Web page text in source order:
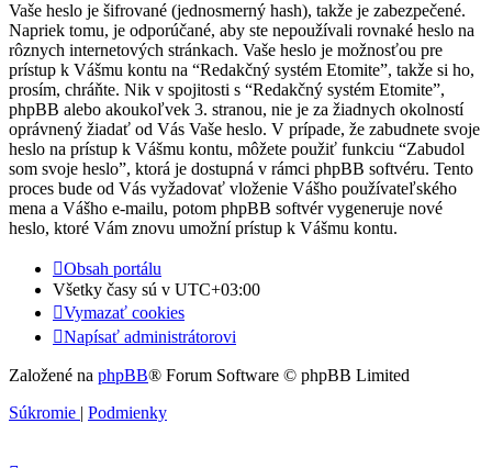
Vaše heslo je šifrované (jednosmerný hash), takže je zabezpečené.
Napriek tomu, je odporúčané, aby ste nepoužívali rovnaké heslo na
rôznych internetových stránkach. Vaše heslo je možnosťou pre
prístup k Vášmu kontu na “Redakčný systém Etomite”, takže si ho,
prosím, chráňte. Nik v spojitosti s “Redakčný systém Etomite”,
phpBB alebo akoukoľvek 3. stranou, nie je za žiadnych okolností
oprávnený žiadať od Vás Vaše heslo. V prípade, že zabudnete svoje
heslo na prístup k Vášmu kontu, môžete použiť funkciu “Zabudol
som svoje heslo”, ktorá je dostupná v rámci phpBB softvéru. Tento
proces bude od Vás vyžadovať vloženie Vášho používateľského
mena a Vášho e-mailu, potom phpBB softvér vygeneruje nové
heslo, ktoré Vám znovu umožní prístup k Vášmu kontu.
Obsah portálu
Všetky časy sú v UTC+03:00
Vymazať cookies
Napísať administrátorovi
Založené na phpBB® Forum Software © phpBB Limited
Súkromie | Podmienky